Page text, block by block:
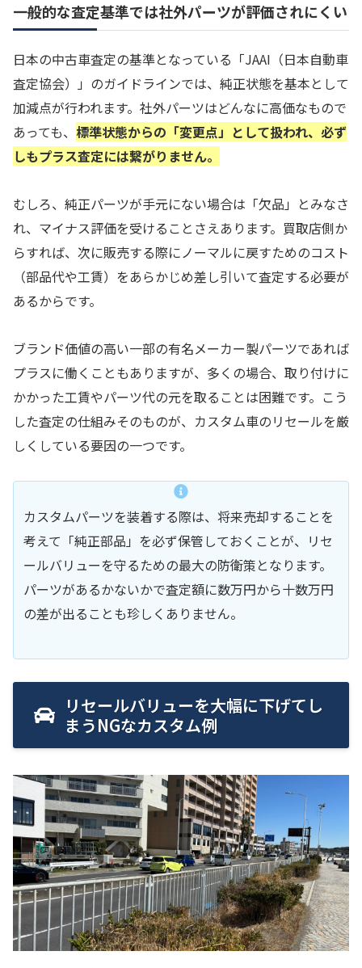
一般的な査定基準では社外パーツが評価されにくい
日本の中古車査定の基準となっている「JAAI（日本自動車
査定協会）」のガイドラインでは、純正状態を基本として
加減点が行われます。社外パーツはどんなに高価なもので
あっても、 標準状態からの「変更点」として扱われ、必ず
しもプラス査定には繋がりません。
むしろ、純正パーツが手元にない場合は「欠品」とみなさ
れ、マイナス評価を受けることさえあります。買取店側か
らすれば、次に販売する際にノーマルに戻すためのコスト
（部品代や工賃）をあらかじめ差し引いて査定する必要が
あるからです。
ブランド価値の高い一部の有名メーカー製パーツであれば
プラスに働くこともありますが、多くの場合、取り付けに
かかった工賃やパーツ代の元を取ることは困難です。こう
した査定の仕組みそのものが、カスタム車のリセールを厳
しくしている要因の一つです。
カスタムパーツを装着する際は、将来売却することを
考えて「純正部品」を必ず保管しておくことが、リセ
ールバリューを守るための最大の防衛策となります。
パーツがあるかないかで査定額に数万円から十数万円
の差が出ることも珍しくありません。
リセールバリューを大幅に下げてし
まうNGなカスタム例